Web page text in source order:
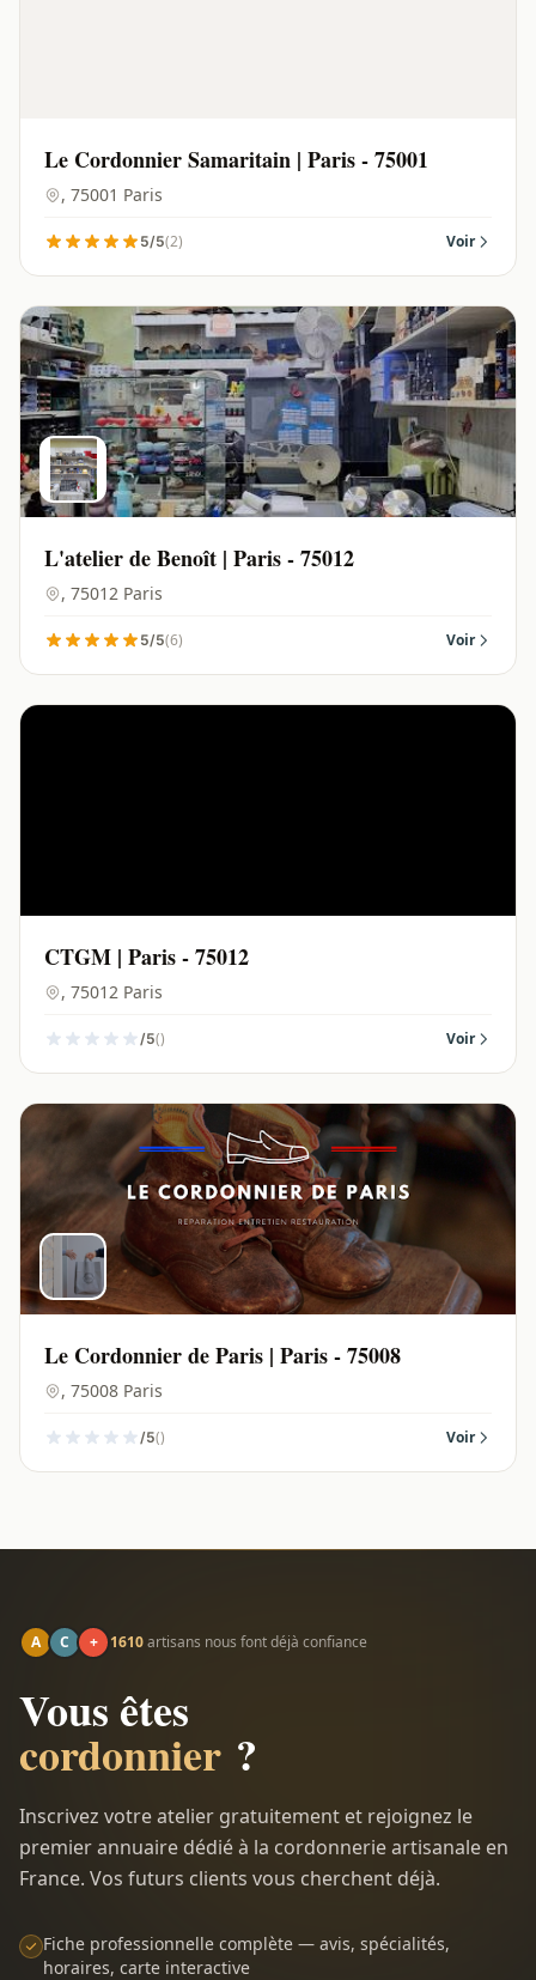
Le Cordonnier Samaritain | Paris - 75001
, 75001 Paris
5/5(2) Voir
L'atelier de Benoît | Paris - 75012
, 75012 Paris
5/5(6) Voir
CTGM | Paris - 75012
, 75012 Paris
/5() Voir
Le Cordonnier de Paris | Paris - 75008
, 75008 Paris
/5() Voir
A C + 1610artisans nous font déjà confiance
Vous êtes
cordonnier ?
Inscrivez votre atelier gratuitement et rejoignez le
premier annuaire dédié à la cordonnerie artisanale en
France. Vos futurs clients vous cherchent déjà.
Fiche professionnelle complète — avis, spécialités,
horaires, carte interactive